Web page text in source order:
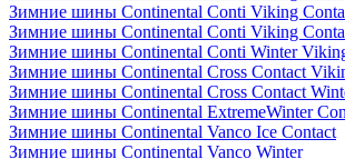
Зимние шины Continental Conti Viking
Зимние шины Continental Conti Viking
Зимние шины Continental Conti Winter
Зимние шины Continental Cross Contact
Зимние шины Continental Cross Contact
Зимние шины Continental ExtremeWinter
Зимние шины Continental Vanco Ice Contact
Зимние шины Continental Vanco Winter